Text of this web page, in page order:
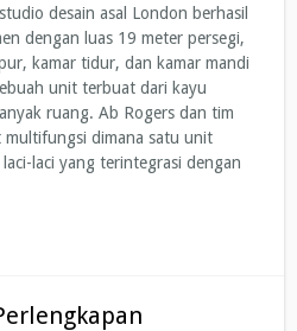
desain asal London berhasil
dengan luas 19 meter persegi,
kamar tidur, dan kamar mandi
unit terbuat dari kayu
ruang. Ab Rogers dan tim
dimana satu unit
laci yang terintegrasi dengan